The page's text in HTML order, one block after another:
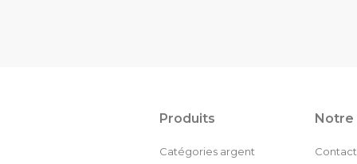
Produits
Catégories argent
Notre